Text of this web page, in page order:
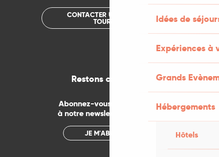
Idées de
Expériences à
Grands
Hébergements
Hôtels
CONTACTER UN OFFICE DE
TOURISME
Restons connectés
Abonnez-vous gratuitement
à notre newsletter mensuelle
JE M'ABONNE